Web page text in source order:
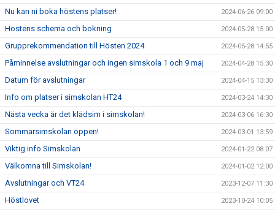
Nu kan ni boka höstens platser! 2024-06-26 09:00
Höstens schema och bokning 2024-05-28 15:00
Grupprekommendation till Hösten 2024 2024-05-28 14:55
Påminnelse avslutningar och ingen simskola 1 och 9 maj 2024-04-28 15:30
Datum för avslutningar 2024-04-15 13:30
Info om platser i simskolan HT24 2024-03-24 14:30
Nästa vecka är det klädsim i simskolan! 2024-03-06 16:30
Sommarsimskolan öppen! 2024-03-01 13:59
Viktig info Simskolan 2024-01-22 08:07
Välkomna till Simskolan! 2024-01-02 12:00
Avslutningar och VT24 2023-12-07 11:30
Höstlovet 2023-10-24 10:05